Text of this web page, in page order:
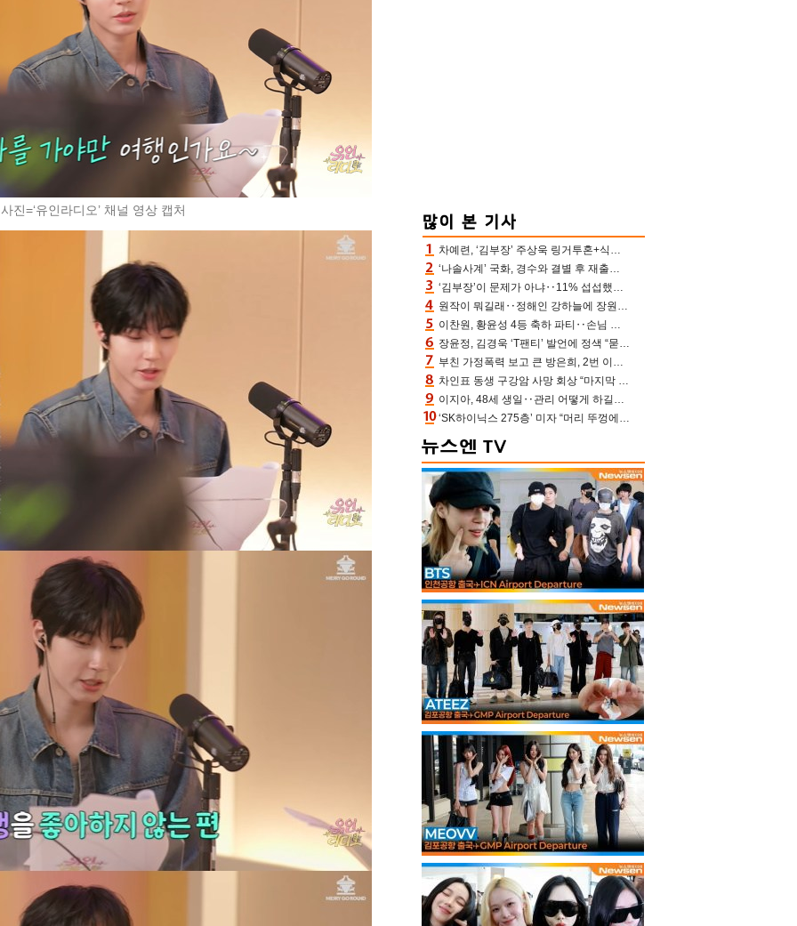
진=‘유인라디오’ 채널 영상 캡처
차예련, ‘김부장’ 주상욱 링거투혼+식스팩 비화 “옷 벗는데 아저씨는 안 된다고”(차장금)
‘나솔사계’ 국화, 경수와 결별 후 재출연…첫인상 3표 몰표
‘김부장’이 문제가 아냐‥11% 섭섭했던 ‘재벌X형사2’ 돈·빽 총동원해 컴백 [TV보고서]
원작이 뭐길래‥정해인 강하늘에 장원영까지 참여한 이 영화
이찬원, 황윤성 4등 축하 파티‥손님 모으려 블랙핑크 지수와 친한 척(편스토랑)[어제TV]
장윤정, 김경욱 ‘T팬티’ 발언에 정색 “묻지 않았는데, 그것도 성희롱”(장공장)
부친 가정폭력 보고 큰 방은희, 2번 이혼 후 잠수→母 고독사에 자책(특종세상)[어제TV]
차인표 동생 구강암 사망 회상 “마지막 순간 동생 손 잡아준 신애라, 두고두고 고마워” (신애라이프)
이지아, 48세 생일‥관리 어떻게 하길래 놀라운 동안 미모
‘SK하이닉스 275층’ 미자 “머리 뚜껑에서 사, 주식만 안 해도 돈 버는 것”